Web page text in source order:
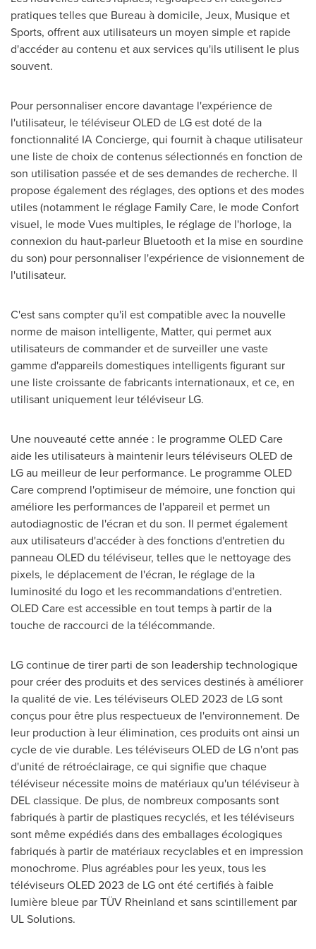
pratiques telles que Bureau à domicile, Jeux, Musique et
Sports, offrent aux utilisateurs un moyen simple et rapide
d'accéder au contenu et aux services qu'ils utilisent le plus
souvent.
Pour personnaliser encore davantage l'expérience de
l'utilisateur, le téléviseur OLED de LG est doté de la
fonctionnalité IA Concierge, qui fournit à chaque utilisateur
une liste de choix de contenus sélectionnés en fonction de
son utilisation passée et de ses demandes de recherche. Il
propose également des réglages, des options et des modes
utiles (notamment le réglage Family Care, le mode Confort
visuel, le mode Vues multiples, le réglage de l'horloge, la
connexion du haut-parleur Bluetooth et la mise en sourdine
du son) pour personnaliser l'expérience de visionnement de
l'utilisateur.
C'est sans compter qu'il est compatible avec la nouvelle
norme de maison intelligente, Matter, qui permet aux
utilisateurs de commander et de surveiller une vaste
gamme d'appareils domestiques intelligents figurant sur
une liste croissante de fabricants internationaux, et ce, en
utilisant uniquement leur téléviseur LG.
Une nouveauté cette année : le programme OLED Care
aide les utilisateurs à maintenir leurs téléviseurs OLED de
LG au meilleur de leur performance. Le programme OLED
Care comprend l'optimiseur de mémoire, une fonction qui
améliore les performances de l'appareil et permet un
autodiagnostic de l'écran et du son. Il permet également
aux utilisateurs d'accéder à des fonctions d'entretien du
panneau OLED du téléviseur, telles que le nettoyage des
pixels, le déplacement de l'écran, le réglage de la
luminosité du logo et les recommandations d'entretien.
OLED Care est accessible en tout temps à partir de la
touche de raccourci de la télécommande.
LG continue de tirer parti de son leadership technologique
pour créer des produits et des services destinés à améliorer
la qualité de vie. Les téléviseurs OLED 2023 de LG sont
conçus pour être plus respectueux de l'environnement. De
leur production à leur élimination, ces produits ont ainsi un
cycle de vie durable. Les téléviseurs OLED de LG n'ont pas
d'unité de rétroéclairage, ce qui signifie que chaque
téléviseur nécessite moins de matériaux qu'un téléviseur à
DEL classique. De plus, de nombreux composants sont
fabriqués à partir de plastiques recyclés, et les téléviseurs
sont même expédiés dans des emballages écologiques
fabriqués à partir de matériaux recyclables et en impression
monochrome. Plus agréables pour les yeux, tous les
téléviseurs OLED 2023 de LG ont été certifiés à faible
lumière bleue par TÜV Rheinland et sans scintillement par
UL Solutions.